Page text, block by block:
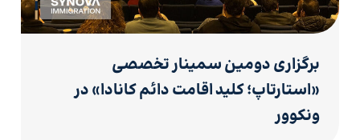
برگزاری دومین سمینار تخصصی
«استارتاپ؛ کلید اقامت دائم کانادا» در
ونکوور